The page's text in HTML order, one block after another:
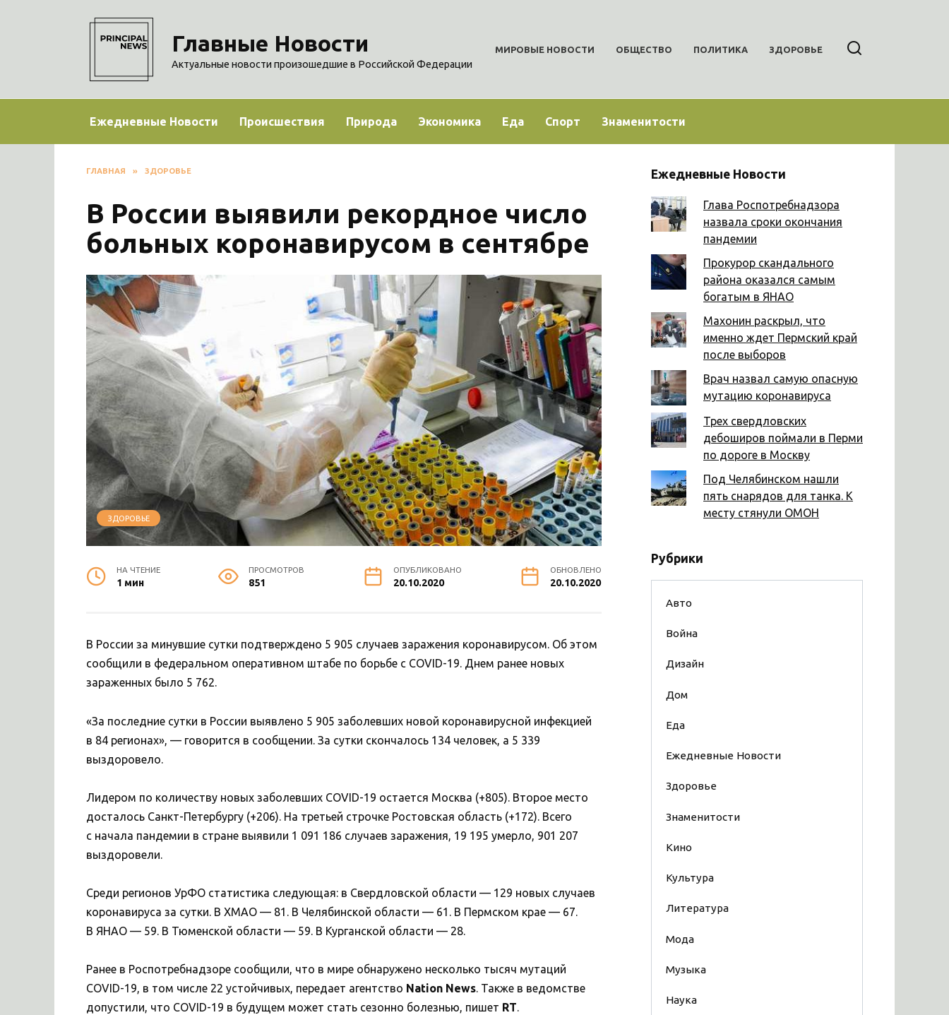
Главные Новости
Актуальные новости произошедшие в Российской Федерации
МИРОВЫЕ НОВОСТИ ОБЩЕСТВО ПОЛИТИКА ЗДОРОВЬЕ
Ежедневные Новости Происшествия Природа Экономика Еда Спорт Знаменитости
ГЛАВНАЯ » ЗДОРОВЬЕ
В России выявили рекордное число
больных коронавирусом в сентябре
ЗДОРОВЬЕ
НА ЧТЕНИЕ
1 мин
ПРОСМОТРОВ
851
ОПУБЛИКОВАНО
20.10.2020
ОБНОВЛЕНО
20.10.2020
В России за минувшие сутки подтверждено 5 905 случаев заражения коронавирусом. Об этом
сообщили в федеральном оперативном штабе по борьбе с COVID-19. Днем ранее новых
зараженных было 5 762.
«За последние сутки в России выявлено 5 905 заболевших новой коронавирусной инфекцией
в 84 регионах», — говорится в сообщении. За сутки скончалось 134 человек, а 5 339
выздоровело.
Лидером по количеству новых заболевших COVID-19 остается Москва (+805). Второе место
досталось Санкт-Петербургу (+206). На третьей строчке Ростовская область (+172). Всего
с начала пандемии в стране выявили 1 091 186 случаев заражения, 19 195 умерло, 901 207
выздоровели.
Среди регионов УрФО статистика следующая: в Свердловской области — 129 новых случаев
коронавируса за сутки. В ХМАО — 81. В Челябинской области — 61. В Пермском крае — 67.
В ЯНАО — 59. В Тюменской области — 59. В Курганской области — 28.
Ранее в Роспотребнадзоре сообщили, что в мире обнаружено несколько тысяч мутаций
COVID-19, в том числе 22 устойчивых, передает агентство Nation News. Также в ведомстве
допустили, что COVID-19 в будущем может стать сезонно болезнью, пишет RT.
Ежедневные Новости
Глава Роспотребнадзора
назвала сроки окончания
пандемии
Прокурор скандального
района оказался самым
богатым в ЯНАО
Махонин раскрыл, что
именно ждет Пермский край
после выборов
Врач назвал самую опасную
мутацию коронавируса
Трех свердловских
дебоширов поймали в Перми
по дороге в Москву
Под Челябинском нашли
пять снарядов для танка. К
месту стянули ОМОН
Рубрики
Авто
Война
Дизайн
Дом
Еда
Ежедневные Новости
Здоровье
Знаменитости
Кино
Культура
Литература
Мода
Музыка
Наука